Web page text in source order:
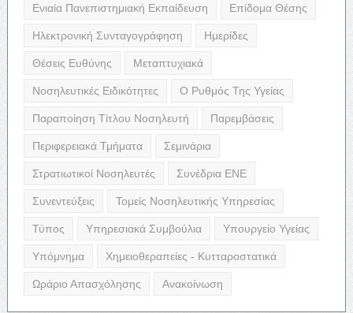
Ενιαία Πανεπιστημιακή Εκπαίδευση Επίδομα Θέσης
Ηλεκτρονική Συνταγογράφηση Ημερίδες
Θέσεις Ευθύνης Μεταπτυχιακά
Νοσηλευτικές Ειδικότητες Ο Ρυθμός Της Υγείας
Παραποίηση Τίτλου Νοσηλευτή Παρεμβάσεις
Περιφερειακά Τμήματα Σεμινάρια
Στρατιωτικοί Νοσηλευτές Συνέδρια ΕΝΕ
Συνεντεύξεις Τομείς Νοσηλευτικής Υπηρεσίας
Τύπος Υπηρεσιακά Συμβούλια Υπουργείο Υγείας
Υπόμνημα Χημειοθεραπείες - Κυτταροστατικά
Ωράριο Απασχόλησης Ανακοίνωση